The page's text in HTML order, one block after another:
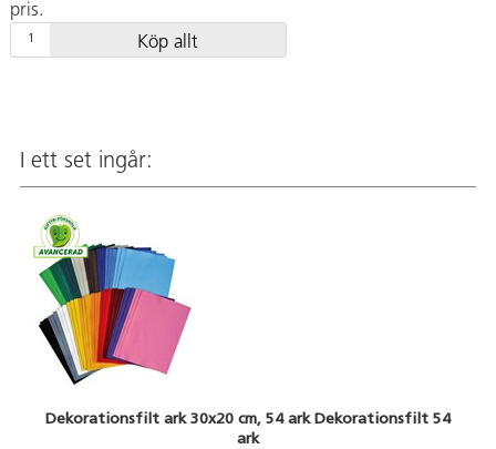
pris.
Köp allt
I ett set ingår:
Dekorationsfilt ark 30x20 cm, 54 ark Dekorationsfilt 54
ark